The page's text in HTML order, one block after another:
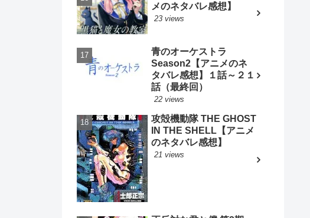
メのネタバレ感想】
23 views
青のオーケストラ
Season2【アニメのネ
タバレ感想】１話～２１
話（最終回）
22 views
攻殻機動隊 THE GHOST
IN THE SHELL【アニメ
のネタバレ感想】
21 views